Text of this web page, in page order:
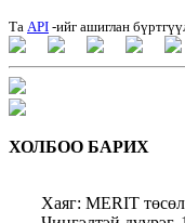
Та API -ийг ашиглан
ХОЛБОО БАРИХ
Хаяг: MERIT